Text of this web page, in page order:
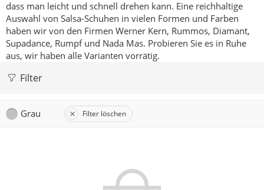
dass man leicht und schnell drehen kann. Eine reichhaltige
Auswahl von Salsa-Schuhen in vielen Formen und Farben
haben wir von den Firmen Werner Kern, Rummos, Diamant,
Supadance, Rumpf und Nada Mas. Probieren Sie es in Ruhe
aus, wir haben alle Varianten vorrätig.
Filter
Grau Filter löschen